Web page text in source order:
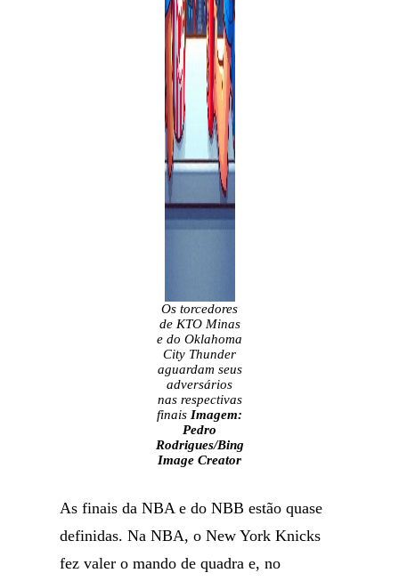
Os torcedores
de KTO Minas
e do Oklahoma
City Thunder
aguardam seus
adversários
nas respectivas
finais Imagem:
Pedro
Rodrigues/Bing
Image Creator
As finais da NBA e do NBB estão quase
definidas. Na NBA, o New York Knicks
fez valer o mando de quadra e, no